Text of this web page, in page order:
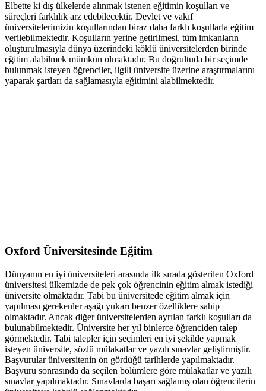
Elbette ki dış ülkelerde alınmak istenen eğitimin koşulları ve
süreçleri farklılık arz edebilecektir. Devlet ve vakıf
üniversitelerimizin koşullarından biraz daha farklı koşullarla eğitim
verilebilmektedir. Koşulların yerine getirilmesi, tüm imkanların
oluşturulmasıyla dünya üzerindeki köklü üniversitelerden birinde
eğitim alabilmek mümkün olmaktadır. Bu doğrultuda bir seçimde
bulunmak isteyen öğrenciler, ilgili üniversite üzerine araştırmalarını
yaparak şartları da sağlamasıyla eğitimini alabilmektedir.
Oxford Üniversitesinde Eğitim
Dünyanın en iyi üniversiteleri arasında ilk sırada gösterilen Oxford
üniversitesi ülkemizde de pek çok öğrencinin eğitim almak istediği
üniversite olmaktadır. Tabi bu üniversitede eğitim almak için
yapılması gerekenler aşağı yukarı benzer özelliklere sahip
olmaktadır. Ancak diğer üniversitelerden ayrılan farklı koşulları da
bulunabilmektedir. Üniversite her yıl binlerce öğrenciden talep
görmektedir. Tabi talepler için seçimleri en iyi şekilde yapmak
isteyen üniversite, sözlü mülakatlar ve yazılı sınavlar geliştirmiştir.
Başvurular üniversitenin ön gördüğü tarihlerde yapılmaktadır.
Başvuru sonrasında da seçilen bölümlere göre mülakatlar ve yazılı
sınavlar yapılmaktadır. Sınavlarda başarı sağlamış olan öğrencilerin